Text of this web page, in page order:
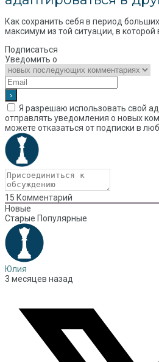
Как сохранить себя в период
максимум из той ситуации, в которой
Подписаться
Уведомить о
Я разрешаю использовать свой
отправлять уведомления о новых
можете отказаться от подписки в
15 Комментарий
Новые
Старые Популярные
Юлия
3 месяцев назад